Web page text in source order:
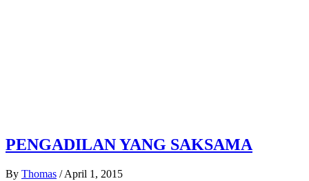
PENGADILAN YANG SAKSAMA
By Thomas / April 1, 2015